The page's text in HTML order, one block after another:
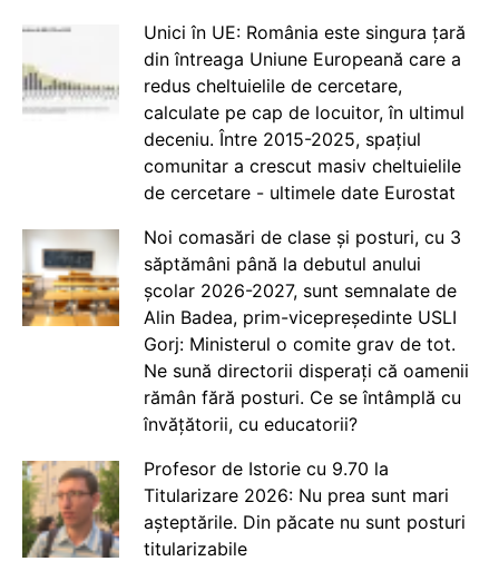
Unici în UE: România este singura țară
din întreaga Uniune Europeană care a
redus cheltuielile de cercetare,
calculate pe cap de locuitor, în ultimul
deceniu. Între 2015-2025, spațiul
comunitar a crescut masiv cheltuielile
de cercetare - ultimele date Eurostat
Noi comasări de clase și posturi, cu 3
săptămâni până la debutul anului
școlar 2026-2027, sunt semnalate de
Alin Badea, prim-vicepreședinte USLI
Gorj: Ministerul o comite grav de tot.
Ne sună directorii disperați că oamenii
rămân fără posturi. Ce se întâmplă cu
învățătorii, cu educatorii?
Profesor de Istorie cu 9.70 la
Titularizare 2026: Nu prea sunt mari
așteptările. Din păcate nu sunt posturi
titularizabile